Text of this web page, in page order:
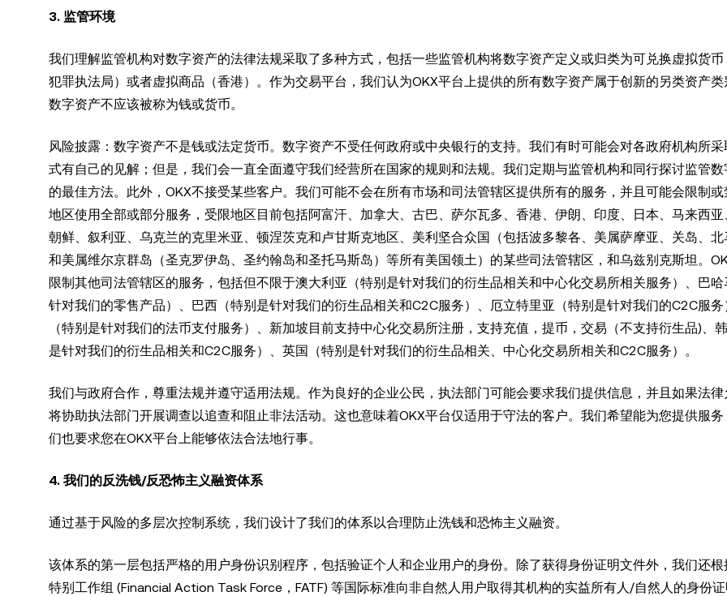
3. 监管环境
我们理解监管机构对数字资产的法律法规采取了多种方式，包括一些监管机构将数字资产定义或归类为可兑换虚拟货币
犯罪执法局）或者虚拟商品（香港）。作为交易平台，我们认为OKX平台上提供的所有数字资产属于创新的另类资产类
数字资产不应该被称为钱或货币。
风险披露：数字资产不是钱或法定货币。数字资产不受任何政府或中央银行的支持。我们有时可能会对各政府机构所
式有自己的见解；但是，我们会一直全面遵守我们经营所在国家的规则和法规。我们定期与监管机构和同行探讨监管数
的最佳方法。此外，OKX不接受某些客户。我们可能不会在所有市场和司法管辖区提供所有的服务，并且可能会限制
地区使用全部或部分服务，受限地区目前包括阿富汗、加拿大、古巴、萨尔瓦多、香港、伊朗、印度、日本、马来西亚
朝鲜、叙利亚、乌克兰的克里米亚、顿涅茨克和卢甘斯克地区、美利坚合众国（包括波多黎各、美属萨摩亚、关岛、北
和美属维尔京群岛（圣克罗伊岛、圣约翰岛和圣托马斯岛）等所有美国领土）的某些司法管辖区，和乌兹别克斯坦。
限制其他司法管辖区的服务，包括但不限于澳大利亚（特别是针对我们的衍生品相关和中心化交易所相关服务）、巴哈
针对我们的零售产品）、巴西（特别是针对我们的衍生品相关和C2C服务）、厄立特里亚（特别是针对我们的C2C服
（特别是针对我们的法币支付服务）、新加坡目前支持中心化交易所注册，支持充值，提币，交易（不支持衍生品)、
是针对我们的衍生品相关和C2C服务）、英国（特别是针对我们的衍生品相关、中心化交易所相关和C2C服务）。
我们与政府合作，尊重法规并遵守适用法规。作为良好的企业公民，执法部门可能会要求我们提供信息，并且如果法律
将协助执法部门开展调查以追查和阻止非法活动。这也意味着OKX平台仅适用于守法的客户。我们希望能为您提供服
们也要求您在OKX平台上能够依法合法地行事。
4. 我们的反洗钱/反恐怖主义融资体系
通过基于风险的多层次控制系统，我们设计了我们的体系以合理防止洗钱和恐怖主义融资。
该体系的第一层包括严格的用户身份识别程序，包括验证个人和企业用户的身份。除了获得身份证明文件外，我们还根
特别工作组 (Financial Action Task Force，FATF) 等国际标准向非自然人用户取得其机构的实益所有人/自然人的身份证